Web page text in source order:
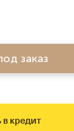
заказ
в кредит